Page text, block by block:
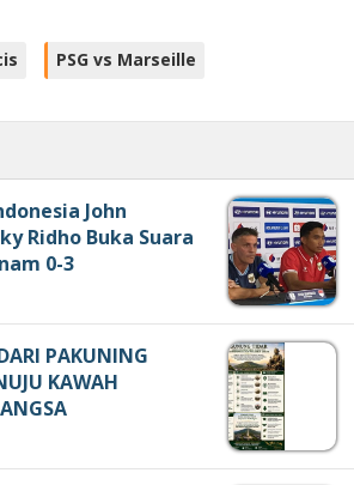
PSG vs Marseille
John
Ridho Buka Suara
0-3
PAKUNING
KAWAH